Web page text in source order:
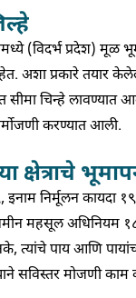
(विदर्भ प्रदेश) मूळ
अशा प्रकारे तयार
सीमा चिन्हे लावण्यात
करण्यात आली.
क्षेत्राचे
, इनामनिर्मूलन कायदा
महसूल अधिनियम
, त्यांचे पाय आणि
सविस्तर मोजणी